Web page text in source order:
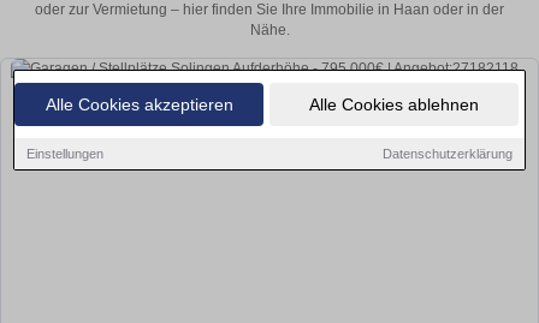
Alle Cookies akzeptieren Alle Cookies ablehnen
Einstellungen Datenschutzerklärung
oder zur Vermietung – hier finden Sie Ihre Immobilie in Haan oder in der
Nähe.